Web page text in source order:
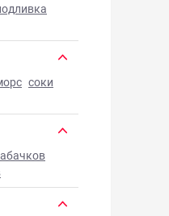
соки